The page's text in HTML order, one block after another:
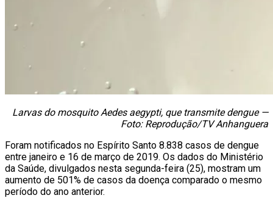
Larvas do mosquito Aedes aegypti, que transmite dengue —
Foto: Reprodução/TV Anhanguera
Foram notificados no Espírito Santo 8.838 casos de dengue
entre janeiro e 16 de março de 2019. Os dados do Ministério
da Saúde, divulgados nesta segunda-feira (25), mostram um
aumento de 501% de casos da doença comparado o mesmo
período do ano anterior.